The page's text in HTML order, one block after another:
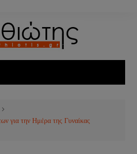
για την Ημέρα της Γυναίκας